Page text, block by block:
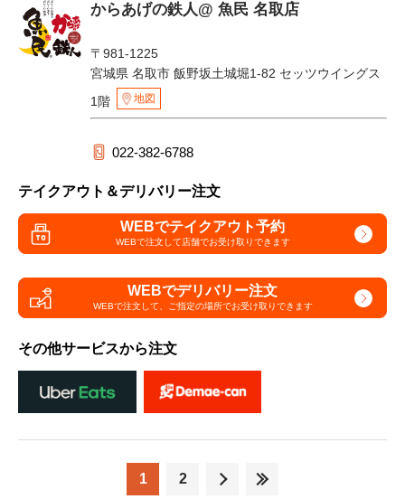
からあげの鉄人@ 魚民 名取店
〒981-1225
宮城県 名取市 飯野坂土城堀1-82 セッツウイングス
1階
地図
022-382-6788
テイクアウト＆デリバリー注文
WEBでテイクアウト予約
WEBで注文して店舗でお受け取りできます
WEBでデリバリー注文
WEBで注文して、 ご指定の場所でお受け取りできます
その他サービスから注文
1 2